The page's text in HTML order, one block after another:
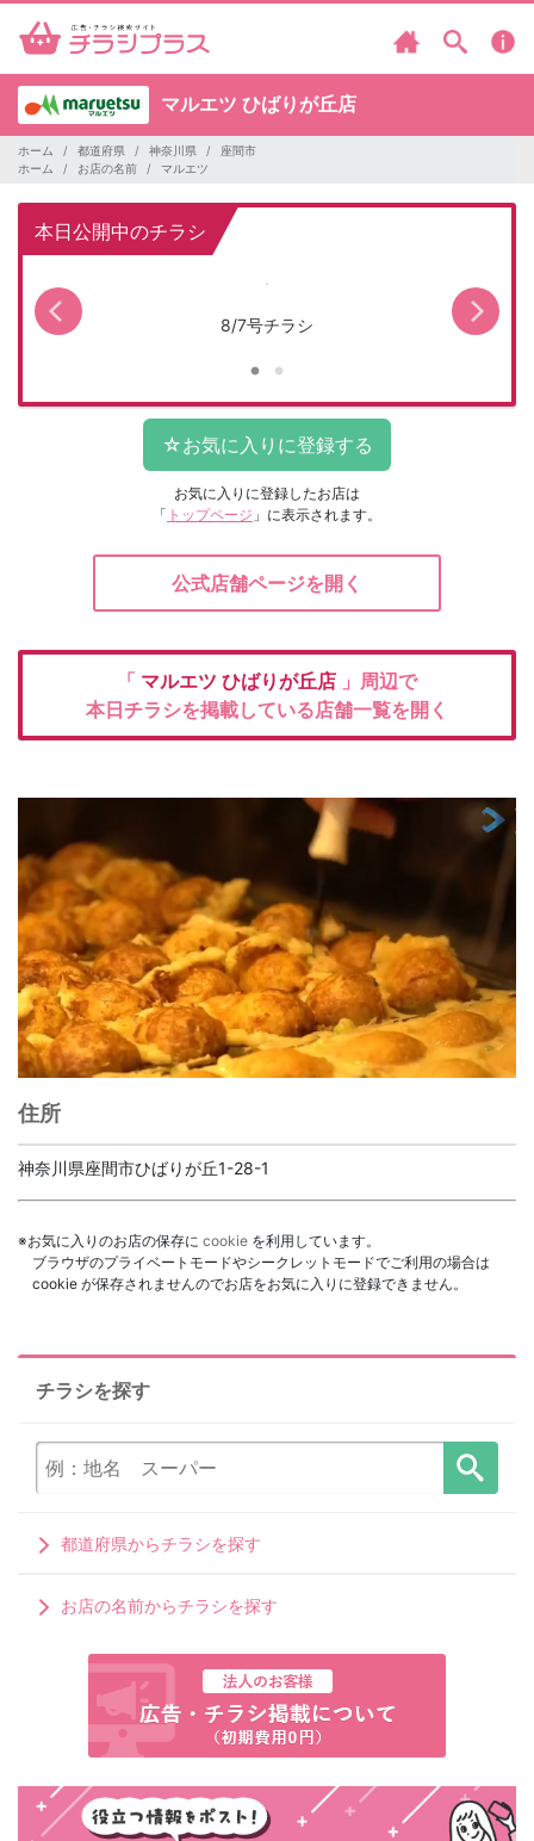
マルエツ ひばりが丘店
ホーム 都道府県 神奈川県
座間市
ホーム
お店の名前 マルエツ
本日公開中のチラシ
8/7号チラシ
お気に入りに登録したお店は
「 トップページ 」に表示されます。
公式店舗ページを開く
「 マルエツ ひばりが丘店 」周辺で
本日チラシを掲載している店舗一覧を開く
住所
神奈川県座間市ひばりが丘1-28-1
※お気に入りのお店の保存に cookie を利用しています。
ブラウザのプライベートモードやシークレットモードでご利用の場合は
cookie が保存されませんのでお店をお気に入りに登録できません。
チラシを探す
都道府県からチラシを探す
お店の名前からチラシを探す